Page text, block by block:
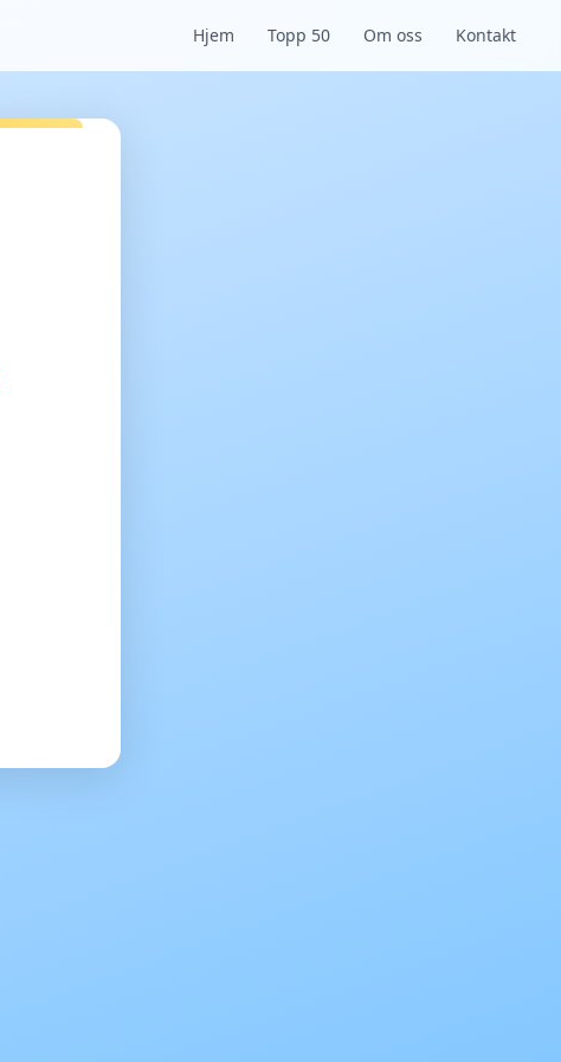
Hjem Topp 50 Om oss Kontakt